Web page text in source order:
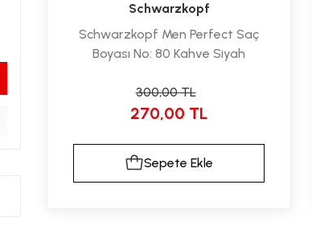
Schwarzkopf
Schwarzkopf Men Perfect Saç
Boyası No: 80 Kahve Siyah
300,00 TL
270,00 TL
Sepete Ekle